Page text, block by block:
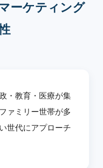
ーケティング
・教育・医療が集
ァミリー世帯が多
世代にアプローチ